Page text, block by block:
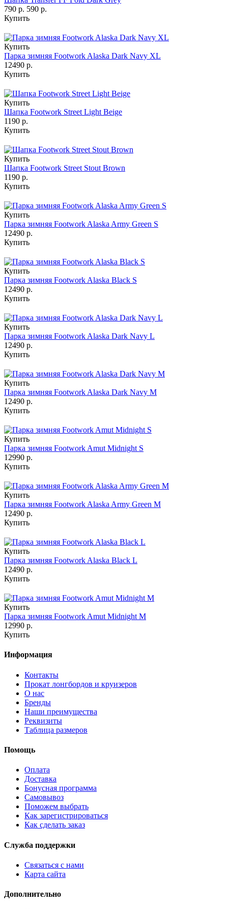
790 р. 590 р.
Купить
Купить
Парка зимняя Footwork Alaska Dark Navy XL
12490 р.
Купить
Купить
Шапка Footwork Street Light Beige
1190 р.
Купить
Купить
Шапка Footwork Street Stout Brown
1190 р.
Купить
Купить
Парка зимняя Footwork Alaska Army Green S
12490 р.
Купить
Купить
Парка зимняя Footwork Alaska Black S
12490 р.
Купить
Купить
Парка зимняя Footwork Alaska Dark Navy L
12490 р.
Купить
Купить
Парка зимняя Footwork Alaska Dark Navy M
12490 р.
Купить
Купить
Парка зимняя Footwork Amut Midnight S
12990 р.
Купить
Купить
Парка зимняя Footwork Alaska Army Green M
12490 р.
Купить
Купить
Парка зимняя Footwork Alaska Black L
12490 р.
Купить
Купить
Парка зимняя Footwork Amut Midnight M
12990 р.
Купить
Информация
Контакты
Прокат лонгбордов и круизеров
О нас
Бренды
Наши преимущества
Реквизиты
Таблица размеров
Помощь
Оплата
Доставка
Бонусная программа
Самовывоз
Поможем выбрать
Как зарегистрироваться
Как сделать заказ
Служба поддержки
Связаться с нами
Карта сайта
Дополнительно